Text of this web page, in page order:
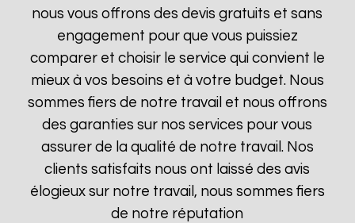
nous vous offrons des devis gratuits et sans
engagement pour que vous puissiez
comparer et choisir le service qui convient le
mieux à vos besoins et à votre budget. Nous
sommes fiers de notre travail et nous offrons
des garanties sur nos services pour vous
assurer de la qualité de notre travail. Nos
clients satisfaits nous ont laissé des avis
élogieux sur notre travail, nous sommes fiers
de notre réputation